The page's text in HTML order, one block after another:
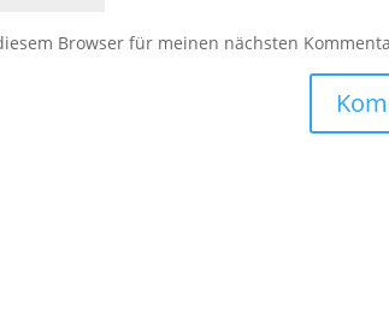
Browser für meinen nächsten